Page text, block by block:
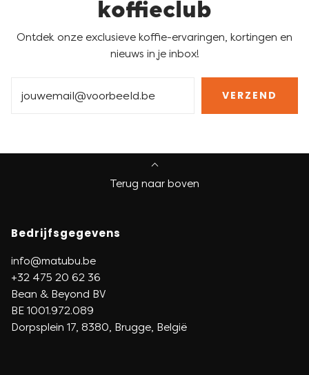
koffieclub
Ontdek onze exclusieve koffie-ervaringen, kortingen en
nieuws in je inbox!
VERZEND
Terug naar boven
Bedrijfsgegevens
info@matubu.be
+32 475 20 62 36
Bean & Beyond BV
BE 1001.972.089
Dorpsplein 17, 8380, Brugge, België